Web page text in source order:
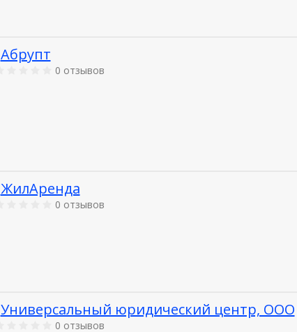
Абрупт
0 отзывов
ЖилАренда
0 отзывов
Универсальный юридический центр, ООО
0 отзывов